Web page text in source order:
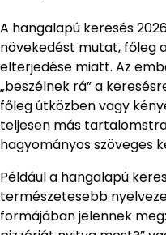
A hangalapú keresés
növekedést mutat, főleg
elterjedése miatt. Az
„beszélnek rá” a
főleg útközben vagy
teljesen más
hagyományos szöveges
Például a hangalapú
természetesebb
formájában jelennek